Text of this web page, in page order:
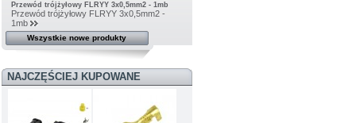
Przewód trójżyłowy FLRYY 3x0,5mm2 - 1mb
Przewód trójżyłowy FLRYY 3x0,5mm2 -
1mb
Wszystkie nowe produkty
NAJCZĘŚCIEJ KUPOWANE